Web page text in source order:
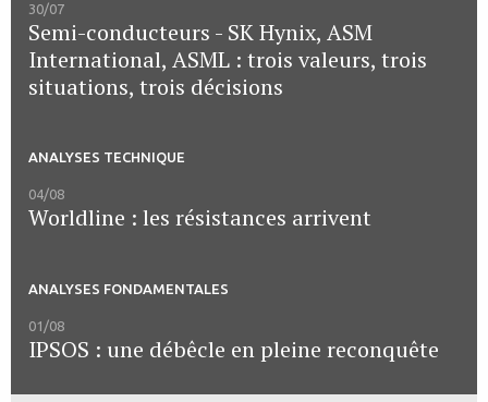
30/07
Semi-conducteurs - SK Hynix, ASM
International, ASML : trois valeurs, trois
situations, trois décisions
ANALYSES TECHNIQUE
04/08
Worldline : les résistances arrivent
ANALYSES FONDAMENTALES
01/08
IPSOS : une débêcle en pleine reconquête